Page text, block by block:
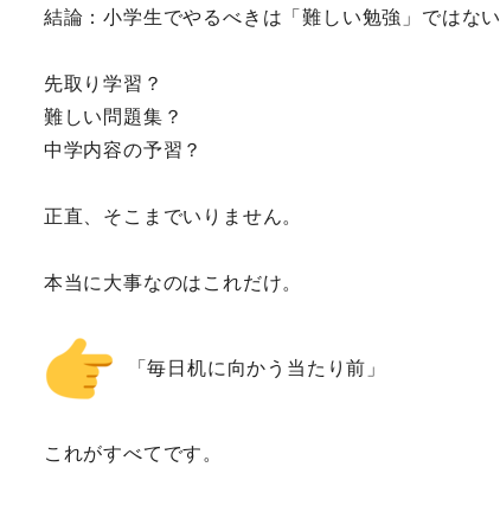
結論：小学生でやるべきは「難しい勉強」ではない
先取り学習？
難しい問題集？
中学内容の予習？
正直、そこまでいりません。
本当に大事なのはこれだけ。
「毎日机に向かう当たり前」
これがすべてです。